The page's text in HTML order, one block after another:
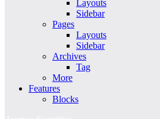
Layouts
Sidebar
Pages
Layouts
Sidebar
Archives
Tag
More
Features
Blocks